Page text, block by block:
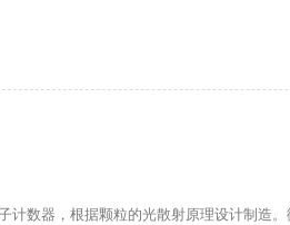
卫生、生物制品、航空航天等部门。
计数器，根据颗粒的光散射原理设计制造